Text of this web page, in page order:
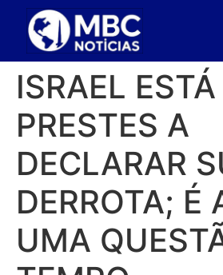
ISRAEL ESTÁ
PRESTES A
DECLARAR
DERROTA; É
UMA